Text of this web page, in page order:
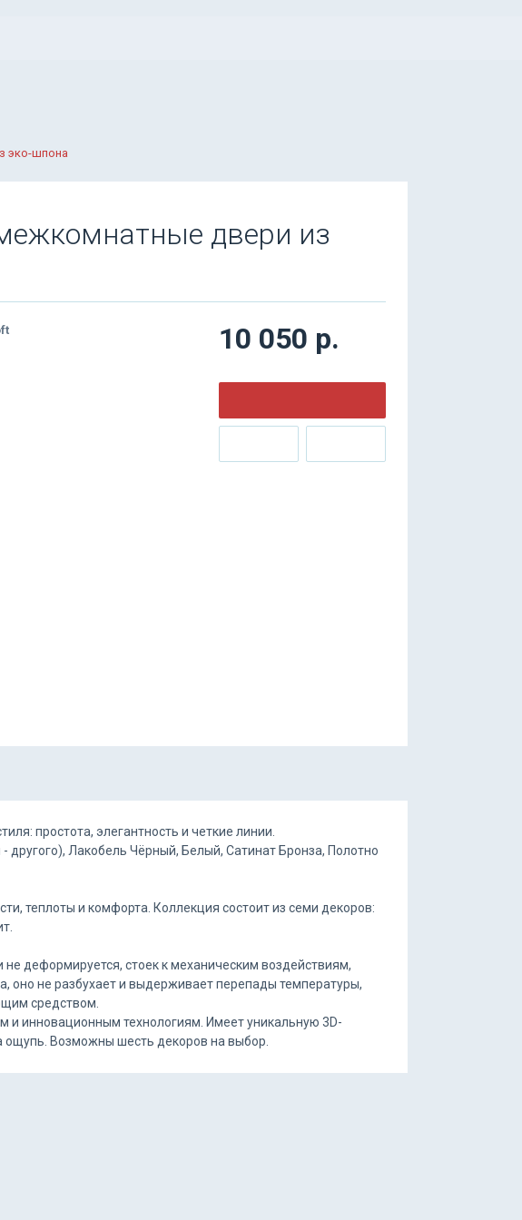
эко-шпона
двери из
10 050 р.
простота, элегантность и четкие линии.
Лакобель Чёрный, Белый, Сатинат Бронза, Полотно
теплоты и комфорта. Коллекция состоит из семи декоров:
деформируется, стоек к механическим воздействиям,
оно не разбухает и выдерживает перепады температуры,
средством.
и инновационным технологиям. Имеет уникальную 3D-
ощупь. Возможны шесть декоров на выбор.